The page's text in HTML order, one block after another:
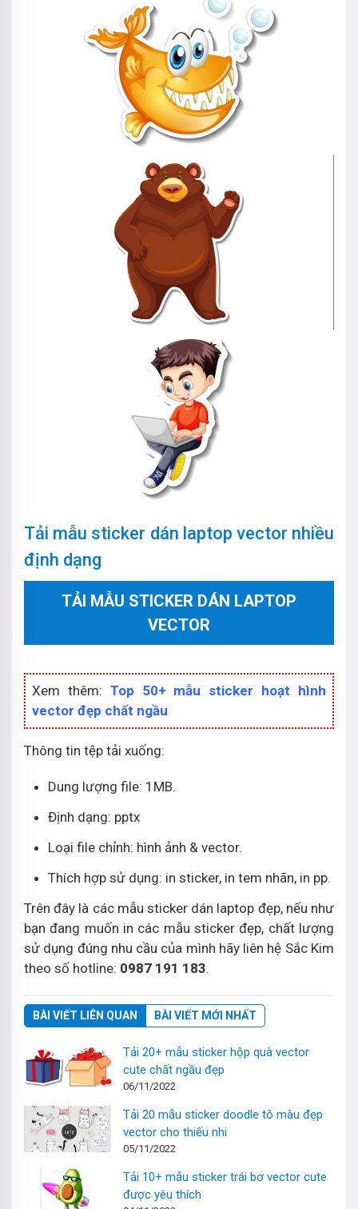
Tải mẫu sticker dán laptop vector nhiều
định dạng
TẢI MẪU STICKER DÁN LAPTOP
VECTOR
Xem thêm: Top 50+ mẫu sticker hoạt hình
vector đẹp chất ngầu
Thông tin tệp tải xuống:
Dung lượng file: 1MB.
Định dạng: pptx
Loại file chỉnh: hình ảnh & vector.
Thích hợp sử dụng: in sticker, in tem nhãn, in pp.
Trên đây là các mẫu sticker dán laptop đẹp, nếu như
bạn đang muốn in các mẫu sticker đẹp, chất lượng
sử dụng đúng nhu cầu của mình hãy liên hệ Sắc Kim
theo số hotline: 0987 191 183.
BÀI VIẾT LIÊN QUAN BÀI VIẾT MỚI NHẤT
Tải 20+ mẫu sticker hộp quà vector
cute chất ngầu đẹp
06/11/2022
Tải 20 mẫu sticker doodle tô màu đẹp
vector cho thiếu nhi
05/11/2022
Tải 10+ mẫu sticker trái bơ vector cute
được yêu thích